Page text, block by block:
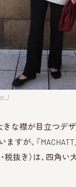
）
きな襟が目立つデ
すが、『
税抜き）は、四角